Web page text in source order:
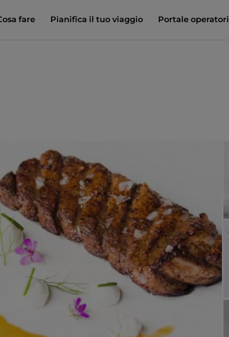
fare Pianifica il tuo viaggio Portale operatori